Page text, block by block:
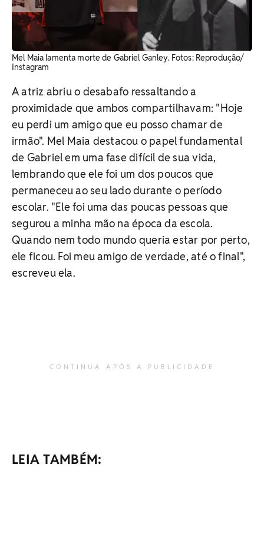
Mel Maia lamenta morte de Gabriel Ganley. Fotos: Reprodução/
Instagram
A atriz abriu o desabafo ressaltando a
proximidade que ambos compartilhavam: "Hoje
eu perdi um amigo que eu posso chamar de
irmão". Mel Maia destacou o papel fundamental
de Gabriel em uma fase difícil de sua vida,
lembrando que ele foi um dos poucos que
permaneceu ao seu lado durante o período
escolar. "Ele foi uma das poucas pessoas que
segurou a minha mão na época da escola.
Quando nem todo mundo queria estar por perto,
ele ficou. Foi meu amigo de verdade, até o final",
escreveu ela.
CONTINUA APÓS A PUBLICIDADE
LEIA TAMBÉM: